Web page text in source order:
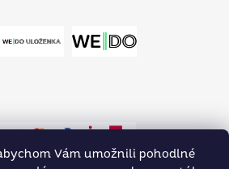
Vám umožnili pohodlné